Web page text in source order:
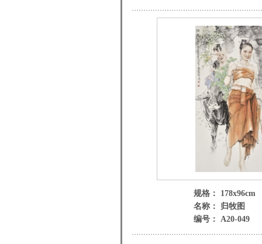
规格： 178x96cm
名称： 归牧图
编号： A20-049